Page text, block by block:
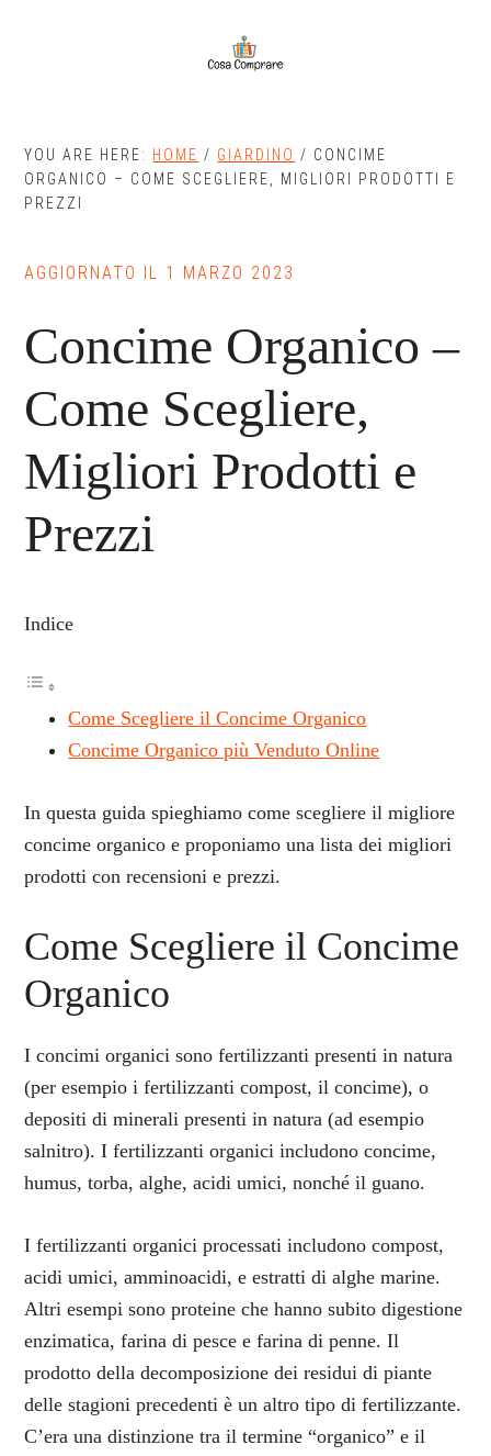
YOU ARE HERE: HOME / GIARDINO / CONCIME
ORGANICO – COME SCEGLIERE, MIGLIORI PRODOTTI E
PREZZI
AGGIORNATO IL 1 MARZO 2023
Concime Organico –
Come Scegliere,
Migliori Prodotti e
Prezzi
Indice
Come Scegliere il Concime Organico
Concime Organico più Venduto Online
In questa guida spieghiamo come scegliere il migliore
concime organico e proponiamo una lista dei migliori
prodotti con recensioni e prezzi.
Come Scegliere il Concime
Organico
I concimi organici sono fertilizzanti presenti in natura
(per esempio i fertilizzanti compost, il concime), o
depositi di minerali presenti in natura (ad esempio
salnitro). I fertilizzanti organici includono concime,
humus, torba, alghe, acidi umici, nonché il guano.
I fertilizzanti organici processati includono compost,
acidi umici, amminoacidi, e estratti di alghe marine.
Altri esempi sono proteine che hanno subito digestione
enzimatica, farina di pesce e farina di penne. Il
prodotto della decomposizione dei residui di piante
delle stagioni precedenti è un altro tipo di fertilizzante.
C’era una distinzione tra il termine “organico” e il